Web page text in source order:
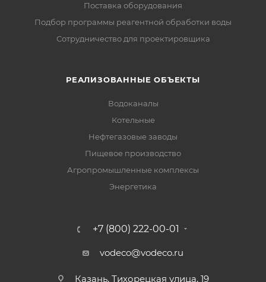
Поставка оборудования
Подбор программы реагентной обработки воды
Сотрудничество для проектировщика
РЕАЛИЗОВАННЫЕ ОБЪЕКТЫ
Водоканалы
Котельные
Нефтегазовые заводы
Пищевое производство
Агропромышленные комплексы
Энергетика
+7 (800) 222-00-01
vodeco@vodeco.ru
Казань, Тихорецкая улица, 19